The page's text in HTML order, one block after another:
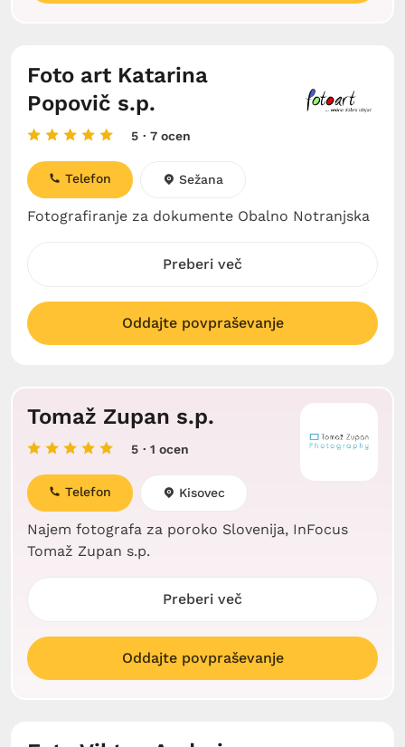
Foto art Katarina
Popovič s.p.
5 · 7 ocen
Fotografiranje za dokumente Obalno Notranjska
Telefon Sežana
Preberi več
Oddajte povpraševanje
Tomaž Zupan s.p.
5 · 1 ocen
Najem fotografa za poroko Slovenija, InFocus
Tomaž Zupan s.p.
Telefon Kisovec
Preberi več
Oddajte povpraševanje